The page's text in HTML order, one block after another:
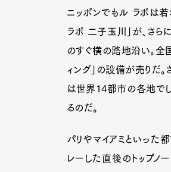
ニッポンでもル ラボは
ラボ 二子玉川」が、さ
のすぐ横の路地沿い。全
ィング」の設備が売りだ
は世界14都市の各地で
るのだ。
パリやマイアミといった
レーした直後のトップノ